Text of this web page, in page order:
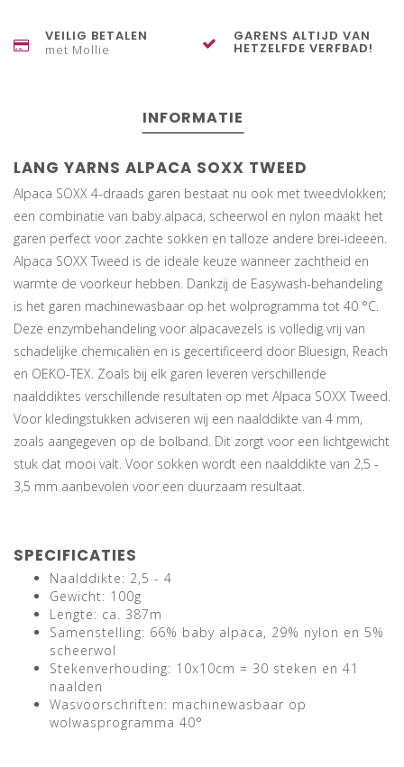
VEILIG BETALEN
met Mollie
GARENS ALTIJD VAN
HETZELFDE VERFBAD!
INFORMATIE
LANG YARNS ALPACA SOXX TWEED
Alpaca SOXX 4-draads garen bestaat nu ook met tweedvlokken;
een combinatie van baby alpaca, scheerwol en nylon maakt het
garen perfect voor zachte sokken en talloze andere brei-ideeën.
Alpaca SOXX Tweed is de ideale keuze wanneer zachtheid en
warmte de voorkeur hebben. Dankzij de Easywash-behandeling
is het garen machinewasbaar op het wolprogramma tot 40 °C.
Deze enzymbehandeling voor alpacavezels is volledig vrij van
schadelijke chemicaliën en is gecertificeerd door Bluesign, Reach
en OEKO-TEX. Zoals bij elk garen leveren verschillende
naalddiktes verschillende resultaten op met Alpaca SOXX Tweed.
Voor kledingstukken adviseren wij een naalddikte van 4 mm,
zoals aangegeven op de bolband. Dit zorgt voor een lichtgewicht
stuk dat mooi valt. Voor sokken wordt een naalddikte van 2,5 -
3,5 mm aanbevolen voor een duurzaam resultaat.
SPECIFICATIES
Naalddikte: 2,5 - 4
Gewicht: 100g
Lengte: ca. 387m
Samenstelling: 66% baby alpaca, 29% nylon en 5%
scheerwol
Stekenverhouding: 10x10cm = 30 steken en 41
naalden
Wasvoorschriften: machinewasbaar op
wolwasprogramma 40°